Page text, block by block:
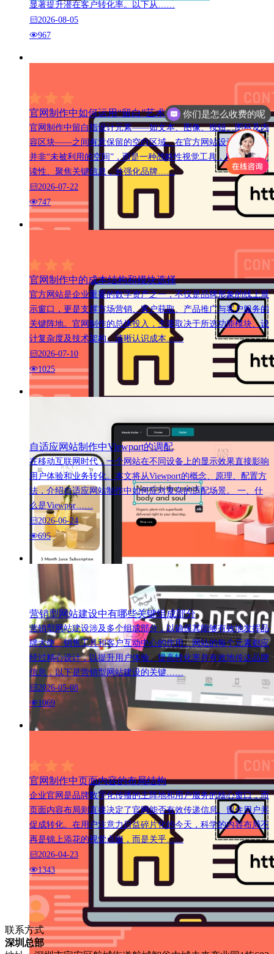
显著提升潜在客户转化率。以下从……
2026-08-05
967
官网制作中如何运用“留白”艺术
官网制作中留白指设计元素——如文本、图像、按钮、图标及内
容区块——之间有意保留的空白区域。在官方网站设计中，留白
并非“未被利用的空间”，而是一种战略性视觉工具，用以提升可
读性、聚焦关键信息，并强化品牌……
2026-07-22
747
官网制作中的成本结构和模块选择
官方网站是企业重要的数字资产之一，不仅是品牌形象的线上展
示窗口，更是支撑市场营销、客户获取、产品推广与客户服务的
关键阵地。官网制作的总体投入，主要取决于所选功能模块、设
计复杂度及技术架构。清晰认识成本……
2026-07-10
1025
自适应网站制作中Viewport的调配
在移动互联网时代，一个网站在不同设备上的显示效果直接影响
用户体验和业务转化。本文将从Viewport的概念、原理、配置方
法，介绍自适应网站制作中如何应对复杂的适配场景。 一、什
么是Viewpor……
2026-06-24
695
营销型网站建设中有哪些关键组成部分
营销型网站建设涉及多个组成部分，以确保其能够有效地发挥品
牌大使、销售工具和客户互动中心的作用。网站的每个元素都应
经过精心设计，以提升用户体验、提高转化率并有效地传达品牌
信息，以下是营销型网站建设的关键……
2026-05-08
1069
官网制作中页面内容的布局结构
企业官网是品牌数字化传播的主阵地和用户服务的核心窗口，而
页面内容布局则直接决定了官网能否有效传递信息、留住用户并
促成转化。在用户注意力日益碎片化的今天，科学的内容布局不
再是锦上添花的视觉点缀，而是关乎……
2026-04-23
1343
联系方式
深圳总部
你们是怎么收费的呢